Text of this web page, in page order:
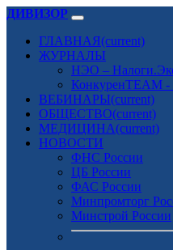
ДИВИЗОР
ГЛАВНАЯ(current)
ЖУРНАЛЫ
НЭО –
КонкуренTEAM -
ВЕБИНАРЫ(current)
ОБЩЕСТВО(current)
МЕДИЦИНА(current)
НОВОСТИ
ФНС России
ЦБ России
ФАС России
Минпромторг
Минстрой России